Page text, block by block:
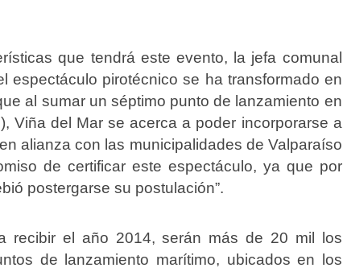
que tendrá este evento, la jefa comunal
espectáculo pirotécnico se ha transformado en
al sumar un séptimo punto de lanzamiento en
Viña del Mar se acerca a poder incorporarse a
alianza con las municipalidades de Valparaíso
de certificar este espectáculo, ya que por
postergarse su postulación”.
recibir el año 2014, serán más de 20 mil los
de lanzamiento marítimo, ubicados en los